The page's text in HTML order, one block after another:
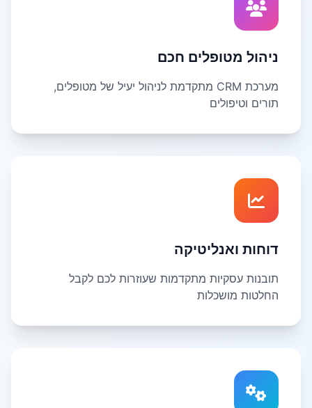
ניהול מטופלים חכם
מערכת CRM מתקדמת לניהול יעיל של מטופלים,
תורים וטיפולים
דוחות ואנליטיקה
תובנות עסקיות מתקדמות שעוזרות לכם לקבל
החלטות מושכלות